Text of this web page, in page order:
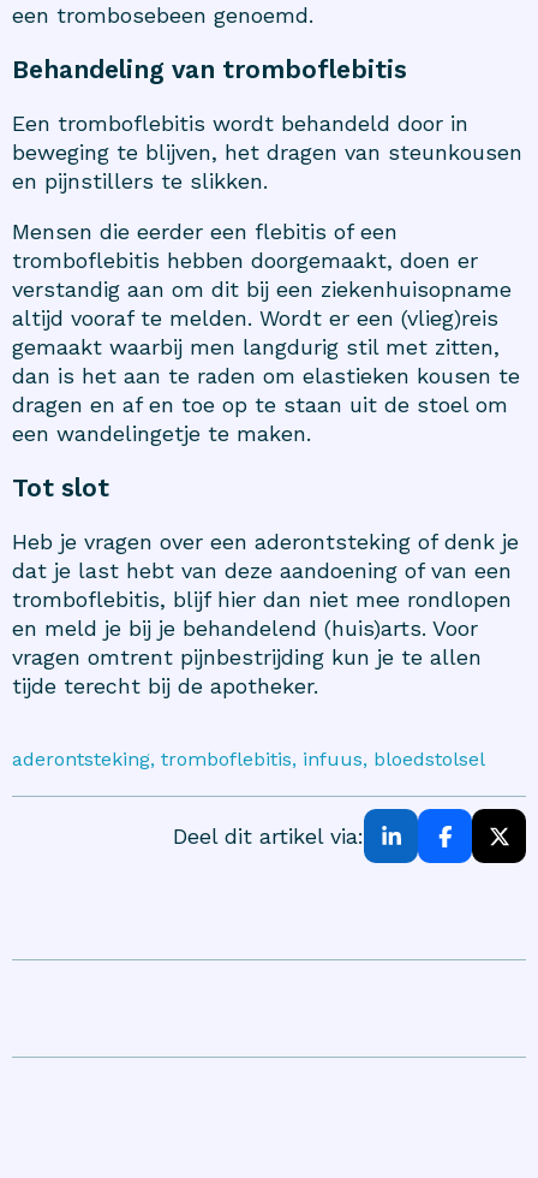
een trombosebeen genoemd.
Behandeling van tromboflebitis
Een tromboflebitis wordt behandeld door in
beweging te blijven, het dragen van steunkousen
en pijnstillers te slikken.
Mensen die eerder een flebitis of een
tromboflebitis hebben doorgemaakt, doen er
verstandig aan om dit bij een ziekenhuisopname
altijd vooraf te melden. Wordt er een (vlieg)reis
gemaakt waarbij men langdurig stil met zitten,
dan is het aan te raden om elastieken kousen te
dragen en af en toe op te staan uit de stoel om
een wandelingetje te maken.
Tot slot
Heb je vragen over een aderontsteking of denk je
dat je last hebt van deze aandoening of van een
tromboflebitis, blijf hier dan niet mee rondlopen
en meld je bij je behandelend (huis)arts. Voor
vragen omtrent pijnbestrijding kun je te allen
tijde terecht bij de apotheker.
aderontsteking, tromboflebitis, infuus, bloedstolsel
Deel dit artikel via: